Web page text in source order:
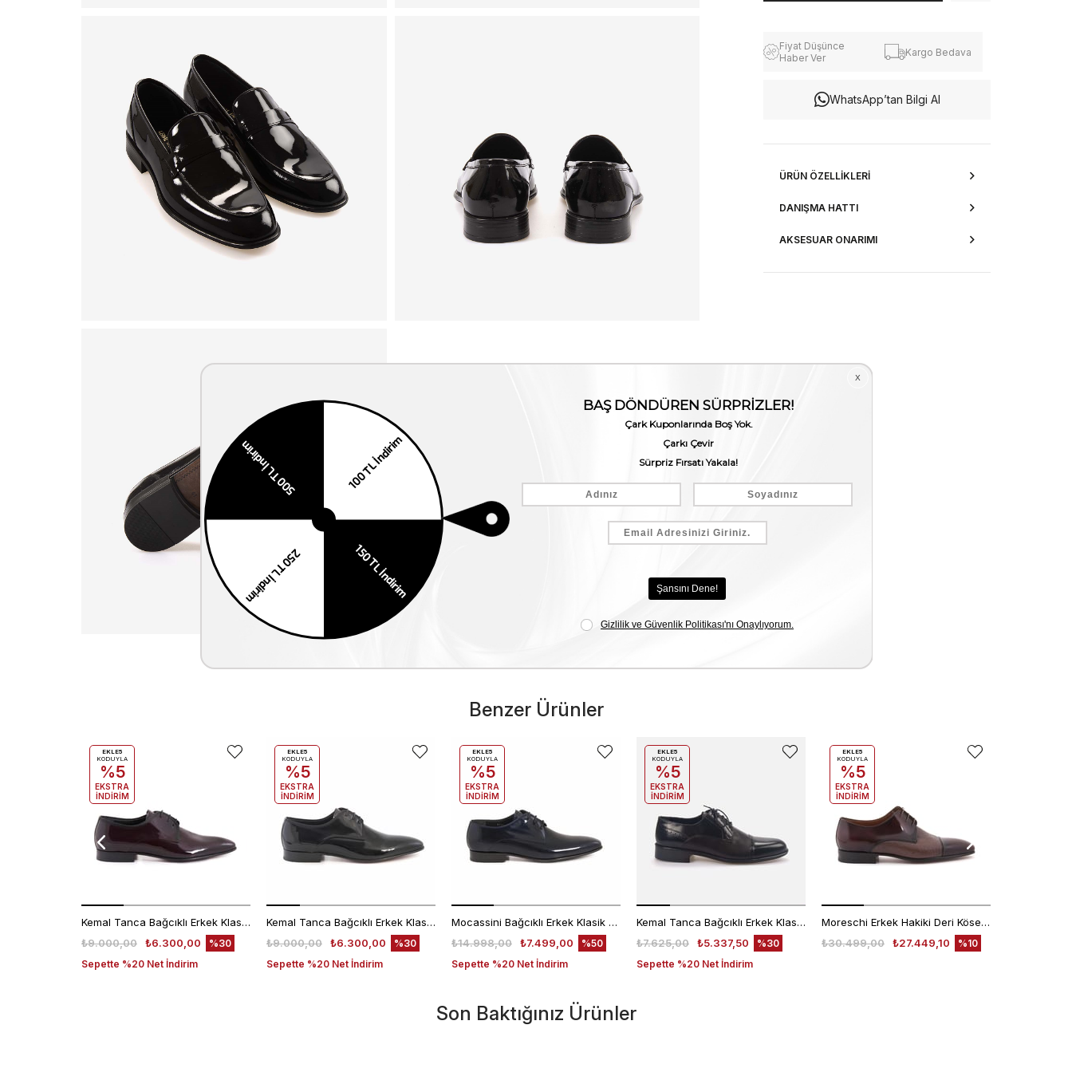
Fiyat Düşünce
Haber Ver
Kargo Bedava
WhatsApp’tan Bilgi Al
ÜRÜN ÖZELLIKLERI
DANIŞMA HATTI
AKSESUAR ONARIMI
Benzer Ürünler
Kemal Tanca Bağcıklı Erkek Klasik Ayakkabı 700
₺6.300,00
₺9.000,00
Sepette %20 Net İndirim
%30
EKLE5
KODUYLA
%5
EKSTRA
İNDİRİM
Kemal Tanca Bağcıklı Erkek Klasik Ayakkabı 700
₺6.300,00
₺9.000,00
Sepette %20 Net İndirim
%30
EKLE5
KODUYLA
%5
EKSTRA
İNDİRİM
Mocassini Bağcıklı Erkek Klasik Ayakkabı 4625
₺7.499,00
₺14.998,00
Sepette %20 Net İndirim
%50
EKLE5
KODUYLA
%5
EKSTRA
İNDİRİM
Kemal Tanca Bağcıklı Erkek Klasik Ayakkabı 7453
₺5.337,50
₺7.625,00
Sepette %20 Net İndirim
%30
EKLE5
KODUYLA
%5
EKSTRA
İNDİRİM
Moreschi Erkek Hakiki Deri Kösele Taban Kahverengi Klasik Ayakkabı
₺27.449,10
₺30.499,00 %10
EKLE5
KODUYLA
%5
EKSTRA
İNDİRİM
Son Baktığınız Ürünler